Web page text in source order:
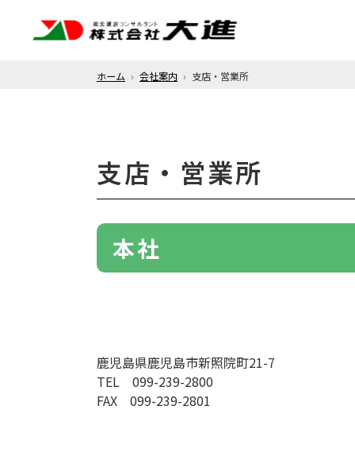
ホーム 会社案内 支店・営業所
支店・営業所
本社
鹿児島県鹿児島市新照院町21-7
TEL 099-239-2800
FAX 099-239-2801